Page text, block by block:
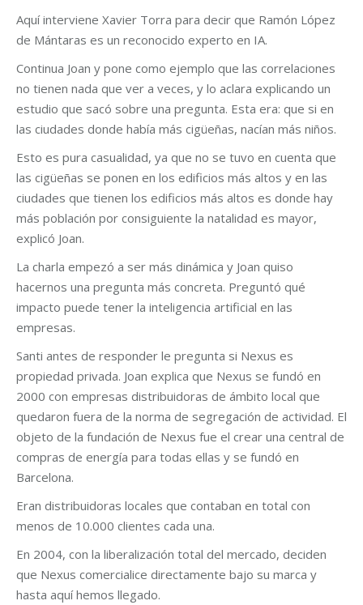
Aquí interviene Xavier Torra para decir que Ramón López
de Mántaras es un reconocido experto en IA.
Continua Joan y pone como ejemplo que las correlaciones
no tienen nada que ver a veces, y lo aclara explicando un
estudio que sacó sobre una pregunta. Esta era: que si en
las ciudades donde había más cigüeñas, nacían más niños.
Esto es pura casualidad, ya que no se tuvo en cuenta que
las cigüeñas se ponen en los edificios más altos y en las
ciudades que tienen los edificios más altos es donde hay
más población por consiguiente la natalidad es mayor,
explicó Joan.
La charla empezó a ser más dinámica y Joan quiso
hacernos una pregunta más concreta. Preguntó qué
impacto puede tener la inteligencia artificial en las
empresas.
Santi antes de responder le pregunta si Nexus es
propiedad privada. Joan explica que Nexus se fundó en
2000 con empresas distribuidoras de ámbito local que
quedaron fuera de la norma de segregación de actividad. El
objeto de la fundación de Nexus fue el crear una central de
compras de energía para todas ellas y se fundó en
Barcelona.
Eran distribuidoras locales que contaban en total con
menos de 10.000 clientes cada una.
En 2004, con la liberalización total del mercado, deciden
que Nexus comercialice directamente bajo su marca y
hasta aquí hemos llegado.